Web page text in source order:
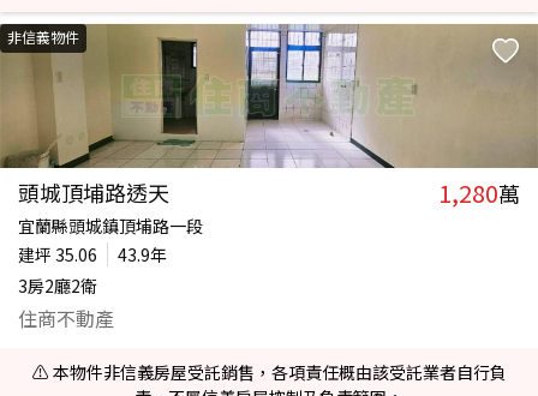
非信義物件
頭城頂埔路透天 1,280萬
宜蘭縣頭城鎮頂埔路一段
建坪 35.06
43.9年
3房2廳2衛
住商不動產
⚠️ 本物件非信義房屋受託銷售，各項責任概由該受託業者自行負